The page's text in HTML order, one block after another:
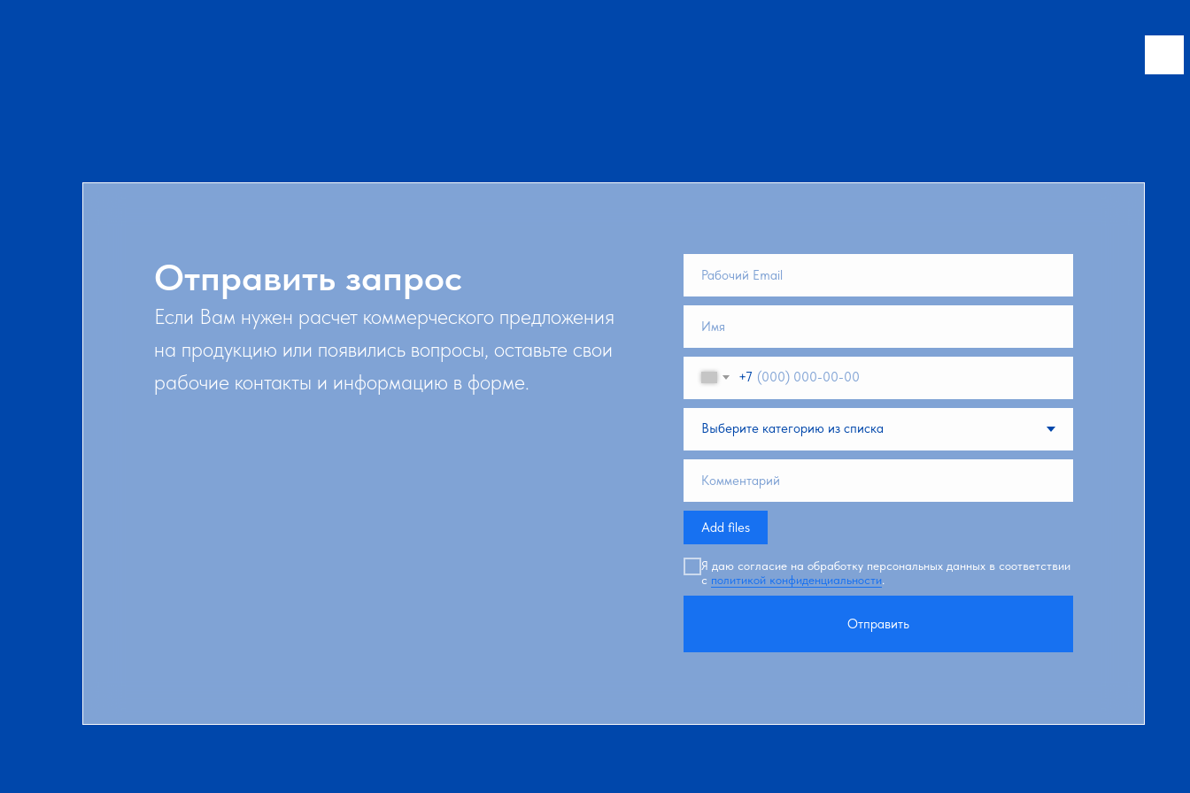
Отправить запрос
Если Вам нужен расчет коммерческого предложения
на продукцию или появились вопросы, оставьте свои
рабочие контакты и информацию в форме.
+7
Add files
Я даю согласие на обработку персональных данных в соответствии
с политикой конфиденциальности.
Отправить